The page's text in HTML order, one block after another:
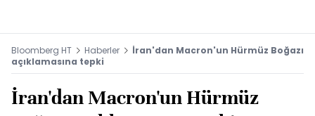
Bloomberg HT Haberler
İran'dan Macron'un Hürmüz Boğazı
açıklamasına tepki
İran'dan Macron'un Hürmüz